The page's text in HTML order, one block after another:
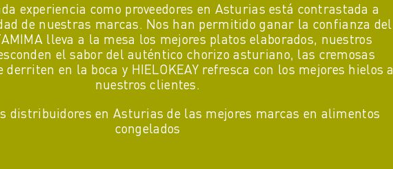
experiencia como proveedores en Asturias está contrastada a
de nuestras marcas. Nos han permitido ganar la confianza del
lleva a la mesa los mejores platos elaborados, nuestros
el sabor del auténtico chorizo asturiano, las cremosas
derriten en la boca y HIELOKEAY refresca con los mejores hielos a
nuestros clientes.
distribuidores en Asturias de las mejores marcas en alimentos
congelados